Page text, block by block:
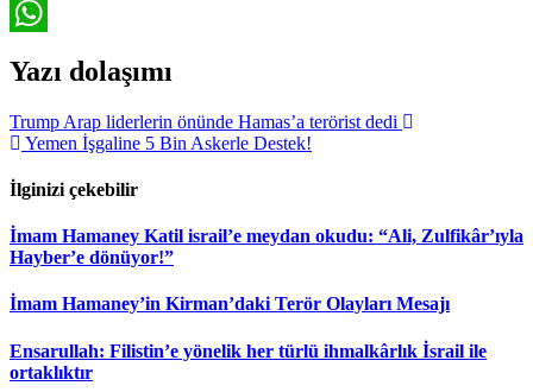
Telegram
Yazı dolaşımı
Trump Arap liderlerin önünde Hamas’a terörist dedi
Yemen İşgaline 5 Bin Askerle Destek!
İlginizi çekebilir
İmam Hamaney Katil israil’e meydan okudu: “Ali, Zulfikâr’ıyla
Hayber’e dönüyor!”
İmam Hamaney’in Kirman’daki Terör Olayları Mesajı
Ensarullah: Filistin’e yönelik her türlü ihmalkârlık İsrail ile
ortaklıktır